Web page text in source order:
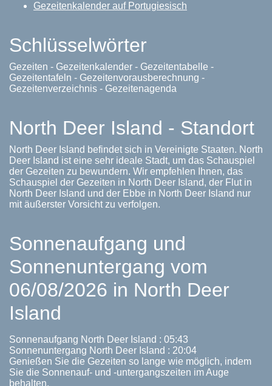
Gezeitenkalender auf Portugiesisch
Schlüsselwörter
Gezeiten - Gezeitenkalender - Gezeitentabelle -
Gezeitentafeln - Gezeitenvorausberechnung -
Gezeitenverzeichnis - Gezeitenagenda
North Deer Island - Standort
North Deer Island befindet sich in Vereinigte Staaten. North
Deer Island ist eine sehr ideale Stadt, um das Schauspiel
der Gezeiten zu bewundern. Wir empfehlen Ihnen, das
Schauspiel der Gezeiten in North Deer Island, der Flut in
North Deer Island und der Ebbe in North Deer Island nur
mit äußerster Vorsicht zu verfolgen.
Sonnenaufgang und
Sonnenuntergang vom
06/08/2026 in North Deer
Island
Sonnenaufgang North Deer Island : 05:43
Sonnenuntergang North Deer Island : 20:04
Genießen Sie die Gezeiten so lange wie möglich, indem
Sie die Sonnenauf- und -untergangszeiten im Auge
behalten.